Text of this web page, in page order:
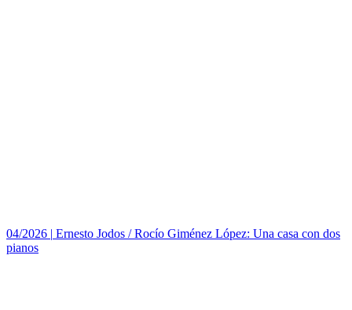
04/2026 | Ernesto Jodos / Rocío Giménez López: Una casa con dos
pianos